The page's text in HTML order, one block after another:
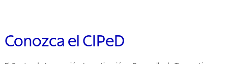
Conozca el CIPeD